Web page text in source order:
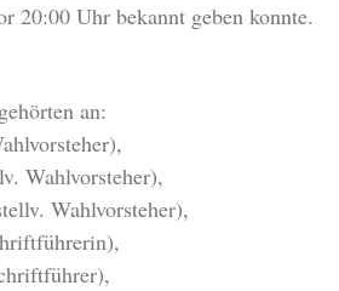
20:00 Uhr bekannt geben konnte.
an:
Wahlvorsteher),
Wahlvorsteher),